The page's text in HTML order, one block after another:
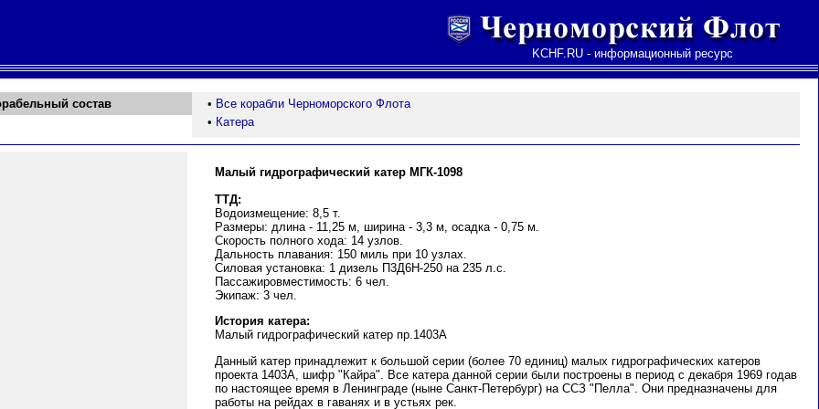
KCHF.RU - информационный ресурс
состав • Все корабли Черноморского Флота
• Катера
Малый гидрографический катер МГК-1098
ТТД:
Водоизмещение: 8,5 т.
Размеры: длина - 11,25 м, ширина - 3,3 м, осадка - 0,75 м.
Скорость полного хода: 14 узлов.
Дальность плавания: 150 миль при 10 узлах.
Силовая установка: 1 дизель П3Д6Н-250 на 235 л.с.
Пассажировместимость: 6 чел.
Экипаж: 3 чел.
История катера:
Малый гидрографический катер пр.1403А
Данный катер принадлежит к большой серии (более 70 единиц) малых гидрографических катеров
проекта 1403А, шифр "Кайра". Все катера данной серии были построены в период с декабря 1969 годав
по настоящее время в Ленинграде (ныне Санкт-Петербург) на ССЗ "Пелла". Они предназначены для
работы на рейдах в гаванях и в устьях рек.